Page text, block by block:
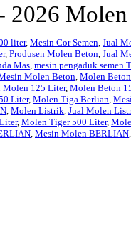
liter, Mesin Cor Semen Jual
, Produsen Molen Beton Jual
Mas mesin pengaduk semen
Molen Beton Molen Beton
Molen 125 Liter, Molen Beton
Liter, Molen Tiga Berlian
Molen Listrik Jual Molen
, Molen Tiger 500 Liter,
Mesin Molen BERLIAN